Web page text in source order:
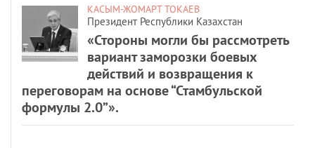
КАСЫМ-ЖОМАРТ ТОКАЕВ
Президент Республики Казахстан
«Стороны могли бы рассмотреть
вариант заморозки боевых
действий и возвращения к
переговорам на основе “Стамбульской
формулы 2.0”».